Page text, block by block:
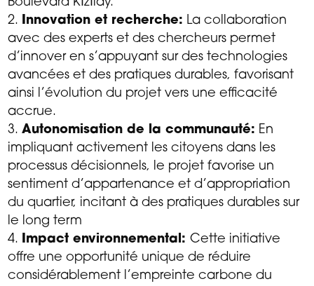
Innovation et recherche: La collaboration
avec des experts et des chercheurs permet
d’innover en s’appuyant sur des technologies
avancées et des pratiques durables, favorisant
ainsi l’évolution du projet vers une efficacité
accrue.
Autonomisation de la communauté: En
impliquant activement les citoyens dans les
processus décisionnels, le projet favorise un
sentiment d’appartenance et d’appropriation
du quartier, incitant à des pratiques durables sur
le long term
Impact environnemental:Cette initiative
offre une opportunité unique de réduire
considérablement l’empreinte carbone du